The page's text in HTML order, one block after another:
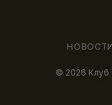
НОВОСТИ
© 2026 Клуб